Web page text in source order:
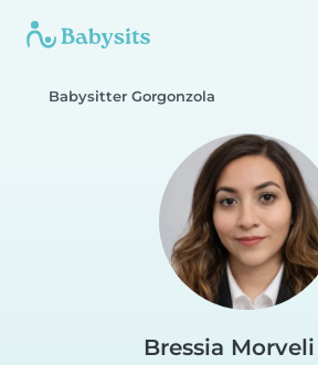
Babysitter Gorgonzola
Bressia Morveli